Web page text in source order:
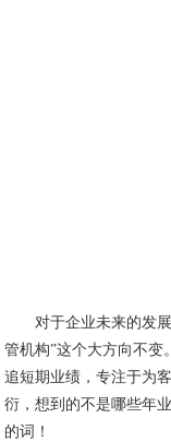
对于企业未来的发
管机构”这个大方向不
追短期业绩，专注于为
衍，想到的不是哪些年
的词！